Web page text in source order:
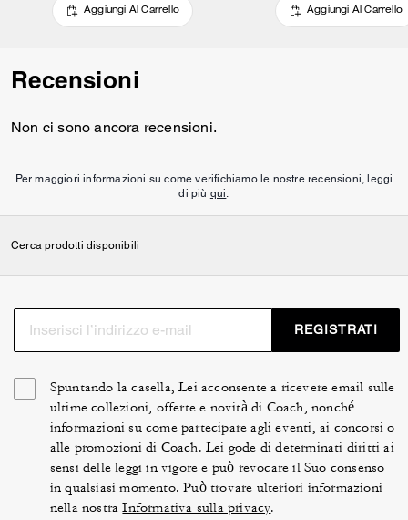
Aggiungi Al Carrello Aggiungi Al Carrello
Recensioni
Non ci sono ancora recensioni.
Per maggiori informazioni su come verifichiamo le nostre recensioni, leggi
di più qui
Cerca prodotti disponibili
REGISTRATI
Spuntando la casella, Lei acconsente a ricevere email sulle
ultime collezioni, offerte e novità di Coach, nonché
informazioni su come partecipare agli eventi, ai concorsi o
alle promozioni di Coach. Lei gode di determinati diritti ai
sensi delle leggi in vigore e può revocare il Suo consenso
in qualsiasi momento. Può trovare ulteriori informazioni
nella nostraInformativa sulla privacy.